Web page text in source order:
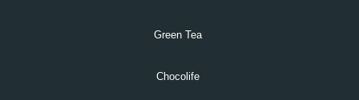
Green Tea
Chocolife